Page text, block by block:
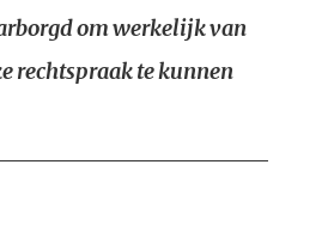
om werkelijk van
rechtspraak te kunnen